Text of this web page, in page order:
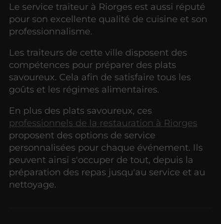
Le service traiteur à Riorges est aussi réputé
pour son excellente qualité de cuisine et son
professionnalisme.
Les traiteurs de cette ville disposent des
compétences pour préparer des plats
savoureux. Cela afin de satisfaire tous les
goûts et les régimes alimentaires.
En plus des plats savoureux, ces
professionnels de la restauration à Riorges
proposent des options de service
personnalisées pour chaque événement. Ils
peuvent ainsi s'occuper de tout, depuis la
préparation des repas jusqu'au service et au
nettoyage.